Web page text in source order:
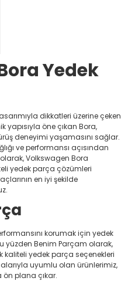
Yedek
dikkatleri üzerine çeken
yapısıyla öne çıkan Bora,
deneyimi yaşamasını sağlar.
ve performansı açısından
Volkswagen Bora
yedek parça çözümleri
en iyi şekilde
korumak için yedek
yüzden Benim Parçam olarak,
kaliteli yedek parça seçenekleri
uyumlu olan ürünlerimiz,
ön plana çıkar.